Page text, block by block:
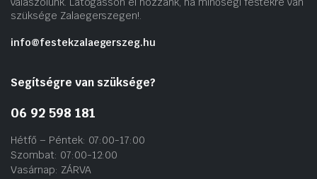
szüksége Zalaegerszegen!.
info@festekzalaegerszeg.hu
Segítségre van szüksége?
06 92 598 181
Hétfő – Péntek: 07:00-17:00
Szombat: 07:00-12:00
Vasárnap: ZÁRVA